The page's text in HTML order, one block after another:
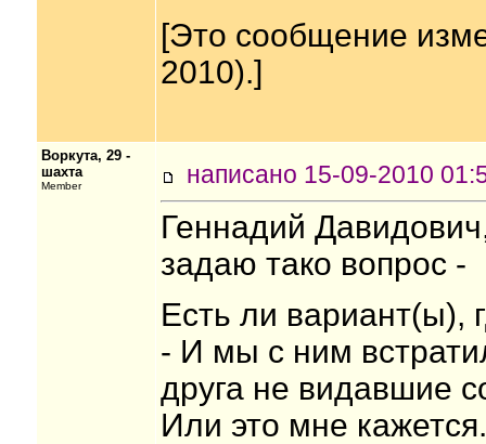
[Это сообщение
2010).]
Воркута, 29 -
шахта
Member написано 15-09-2010
Геннадий
задаю тако вопрос -
Есть ли вариант(ы),
- И мы с ним
друга не видавшие
Или это мне кажется.